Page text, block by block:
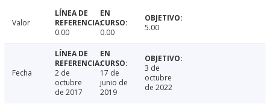
Valor
0.00
0.00 5.00
Fecha
2 de
octubre
de 2017
17 de
junio de
2019
3 de
octubre
de 2022